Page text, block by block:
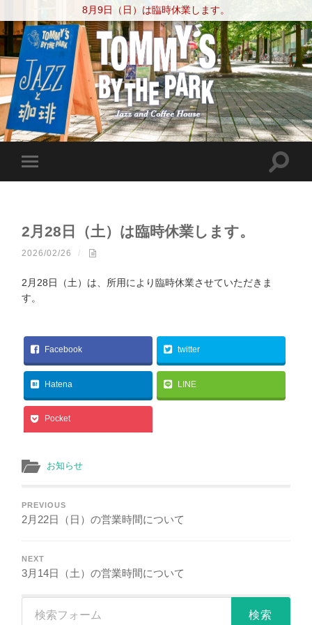
2月28日（土）は臨時休業します。
2026/02/26 /
2月28日（土）は、所用により臨時休業させていただきま
す。
Facebook twitter
Hatena LINE
Pocket
お知らせ
PREVIOUS
2月22日（日）の営業時間について
NEXT
3月14日（土）の営業時間について
8月9日（日）は臨時休業します。